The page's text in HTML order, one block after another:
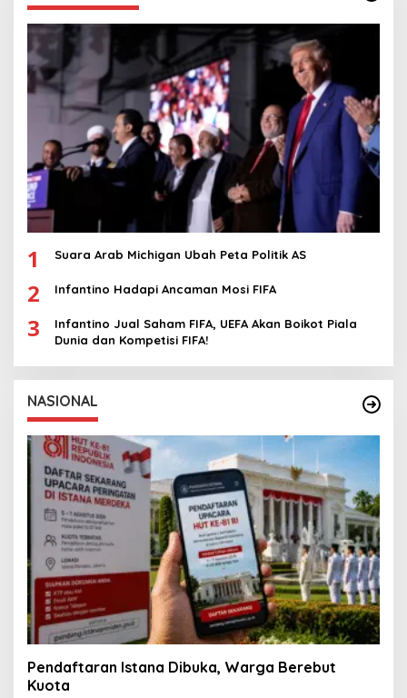
1 Suara Arab Michigan Ubah Peta Politik AS
2 Infantino Hadapi Ancaman Mosi FIFA
3
Infantino Jual Saham FIFA, UEFA Akan Boikot Piala
Dunia dan Kompetisi FIFA!
NASIONAL
Pendaftaran Istana Dibuka, Warga Berebut
Kuota